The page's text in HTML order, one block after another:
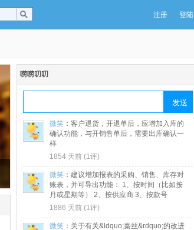
登陆
注册
唠唠叨叨
微笑 ： 客户退货，开退单后，应增加入库的
确认功能，与开销售单后，需要出库确认一
样
1854 天前 (1评)
微笑 ： 建议增加报表的采购、销售、库存对
账表，并可导出功能： 1、按时间（比如按
月或星期等） 2、按供应商 3、按款号
1886 天前 (1评)
微笑 ： 关于有关&ldquo;秦丝&rdquo;的改进